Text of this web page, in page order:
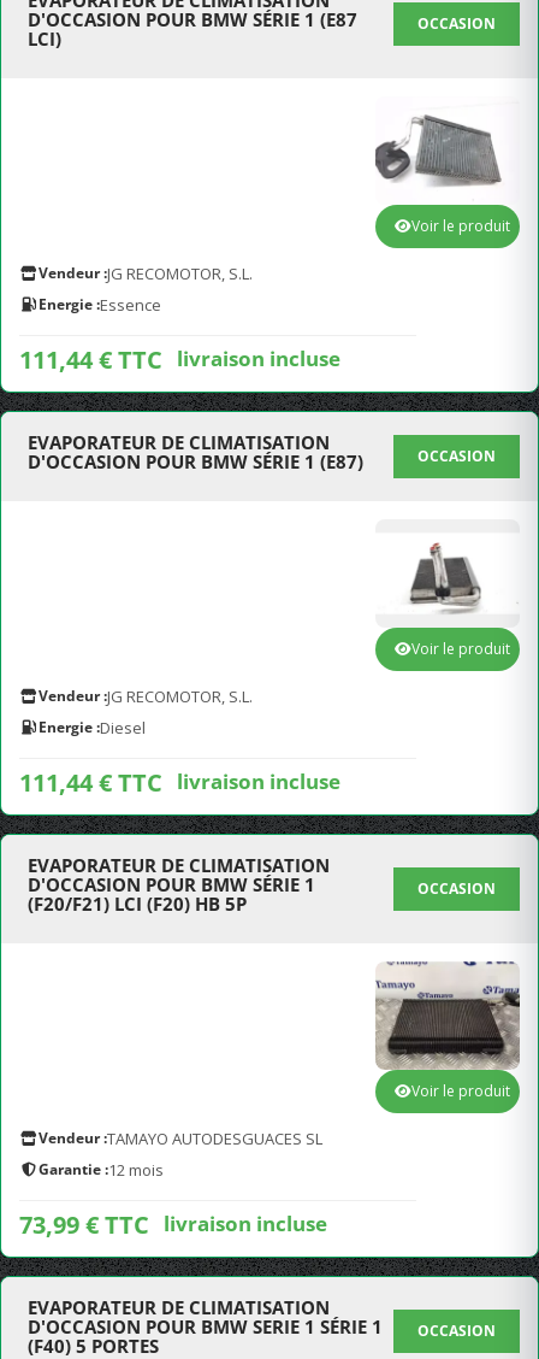
D'OCCASION POUR BMW SÉRIE 1 (E87
LCI)
OCCASION
Vendeur :JG RECOMOTOR, S.L.
Energie :Essence
111,44 € TTC livraison incluse
Voir le produit
EVAPORATEUR DE CLIMATISATION
D'OCCASION POUR BMW SÉRIE 1 (E87)
OCCASION
Vendeur :JG RECOMOTOR, S.L.
Energie :Diesel
111,44 € TTC livraison incluse
Voir le produit
EVAPORATEUR DE CLIMATISATION
D'OCCASION POUR BMW SÉRIE 1
(F20/F21) LCI (F20) HB 5P
OCCASION
Vendeur :TAMAYO AUTODESGUACES SL
Garantie :12 mois
73,99 € TTC livraison incluse
Voir le produit
EVAPORATEUR DE CLIMATISATION
D'OCCASION POUR BMW SERIE 1 SÉRIE 1
(F40) 5 PORTES
OCCASION